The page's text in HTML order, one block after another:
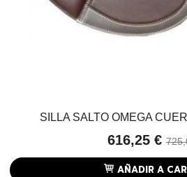
SILLA SALTO OMEGA
616,25 €
AÑADIR A